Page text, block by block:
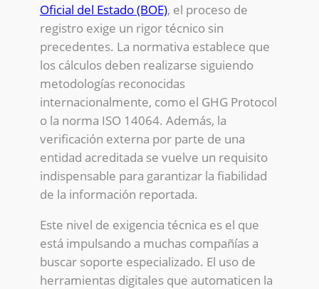
Oficial del Estado (BOE), el proceso de
registro exige un rigor técnico sin
precedentes. La normativa establece que
los cálculos deben realizarse siguiendo
metodologías reconocidas
internacionalmente, como el GHG Protocol
o la norma ISO 14064. Además, la
verificación externa por parte de una
entidad acreditada se vuelve un requisito
indispensable para garantizar la fiabilidad
de la información reportada.
Este nivel de exigencia técnica es el que
está impulsando a muchas compañías a
buscar soporte especializado. El uso de
herramientas digitales que automaticen la